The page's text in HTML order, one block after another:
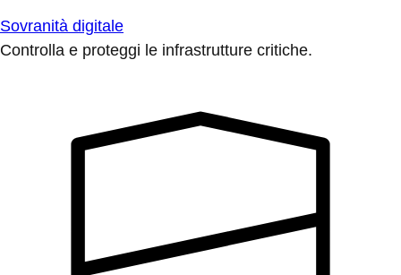
Sovranità digitale
Controlla e proteggi le infrastrutture critiche.